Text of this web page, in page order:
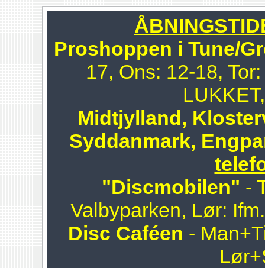
Proshoppen i Tune/
17, Ons: 12-18,
Midtjylland,
Syddanmark,
"Discmobilen" -
Valbyparken, Lør:
Disc Caféen -